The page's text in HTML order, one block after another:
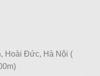
Hoài Đức, Hà Nội (